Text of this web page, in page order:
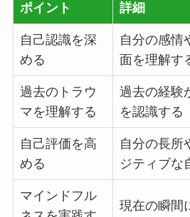
ポイント 詳細
自己認識を深
める
自分の感情
面を理解す
過去のトラウ
マを理解する
過去の経験
を認識する
自己評価を高
める
自分の長所
ジティブな
マインドフル
現在の瞬間